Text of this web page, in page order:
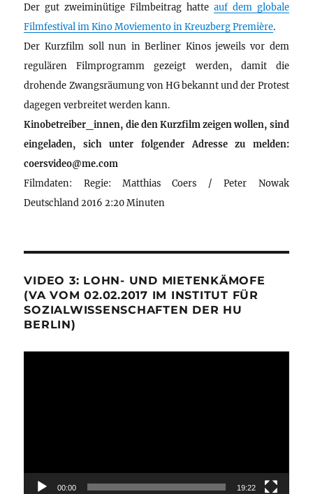
Der gut zweiminütige Filmbeitrag hatte auf dem globale
Filmfestival im Kino Moviemento in Kreuzberg Première.
Der Kurzfilm soll nun in Berliner Kinos jeweils vor dem
regulären Filmprogramm gezeigt werden, damit die
drohende Zwangsräumung von HG bekannt und der Protest
dagegen verbreitet werden kann.
Kinobetreiber_innen, die den Kurzfilm zeigen wollen, sind
eingeladen, sich unter folgender Adresse zu melden:
coersvideo@me.com
Filmdaten: Regie: Matthias Coers / Peter Nowak
Deutschland 2016 2:20 Minuten
VIDEO 3: LOHN- UND MIETENKÄMOFE
(VA VOM 02.02.2017 IM INSTITUT FÜR
SOZIALWISSENSCHAFTEN DER HU
BERLIN)
00:00 19:22